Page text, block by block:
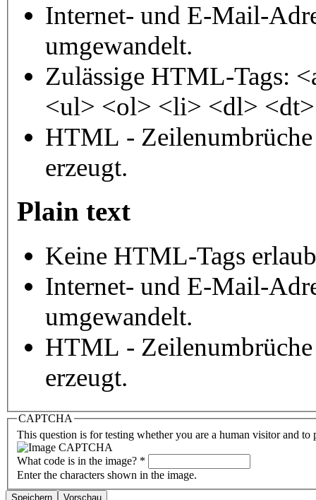
Internet- und E-Mail-
umgewandelt.
Zulässige HTML-Tags:
<ul> <ol> <li> <dl>
HTML - Zeilenumbrüche
erzeugt.
Plain text
Keine HTML-Tags
Internet- und E-Mail-
umgewandelt.
HTML - Zeilenumbrüche
erzeugt.
CAPTCHA
This question is for testing whether you are a human visitor and to
What code is in the image? *
Enter the characters shown in the image.